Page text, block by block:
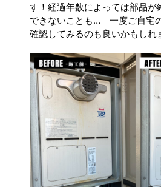
す！経過年数によっては部品が
できないことも… 一度ご自宅
確認してみるのも良いかもしれ